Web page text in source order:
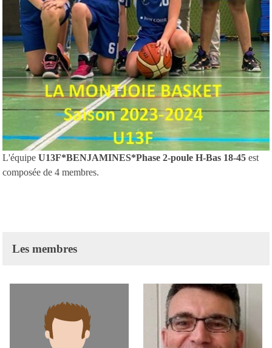
L'équipe U13F*BENJAMINES*Phase 2-poule H-Bas 18-45 est
composée de 4 membres.
Les membres